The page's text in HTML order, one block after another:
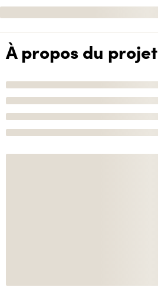
À propos du projet